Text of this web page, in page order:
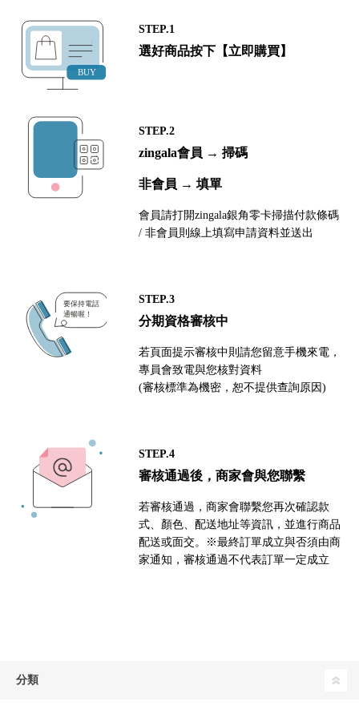
STEP.1
選好商品按下【立即購買】
STEP.2
zingala會員 → 掃碼
非會員 → 填單
會員請打開zingala銀角零卡掃描付款條碼
/ 非會員則線上填寫申請資料並送出
STEP.3
分期資格審核中
若頁面提示審核中則請您留意手機來電，
專員會致電與您核對資料
(審核標準為機密，恕不提供查詢原因)
STEP.4
審核通過後，商家會與您聯繫
若審核通過，商家會聯繫您再次確認款
式、顏色、配送地址等資訊，並進行商品
配送或面交。※最終訂單成立與否須由商
家通知，審核通過不代表訂單一定成立
分類